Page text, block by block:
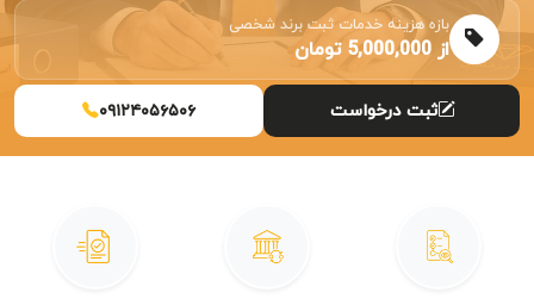
بازه هزینه خدمات ثبت برند شخصی
از 5,000,000 تومان
ثبت درخواست ۰۹۱۲۴۰۵۶۵۰۶